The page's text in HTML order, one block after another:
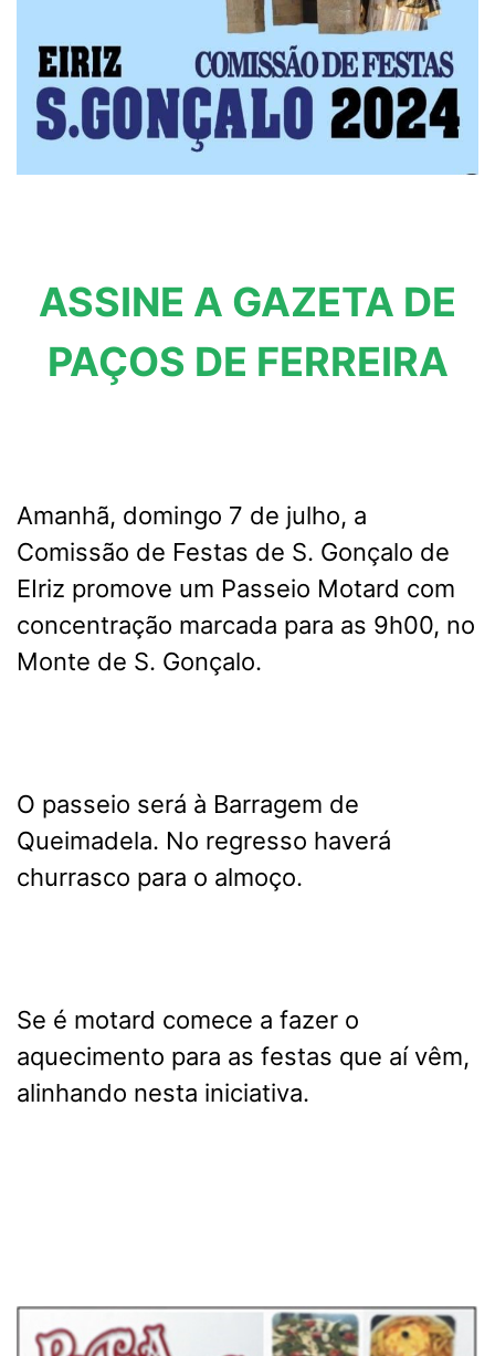
ASSINE A GAZETA DE
PAÇOS DE FERREIRA
Amanhã, domingo 7 de julho, a
Comissão de Festas de S. Gonçalo de
EIriz promove um Passeio Motard com
concentração marcada para as 9h00, no
Monte de S. Gonçalo.
O passeio será à Barragem de
Queimadela. No regresso haverá
churrasco para o almoço.
Se é motard comece a fazer o
aquecimento para as festas que aí vêm,
alinhando nesta iniciativa.